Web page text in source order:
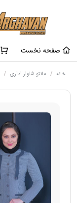
صفحه نخست
خانه / مانتو شلوار اداری /